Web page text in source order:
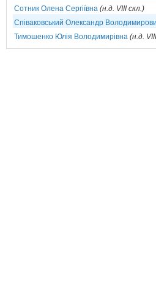
Сотник Олена Сергіївна (н.д. VIII скл.)
Співаковський Олександр
Тимошенко Юлія Володимирівна (н.д.